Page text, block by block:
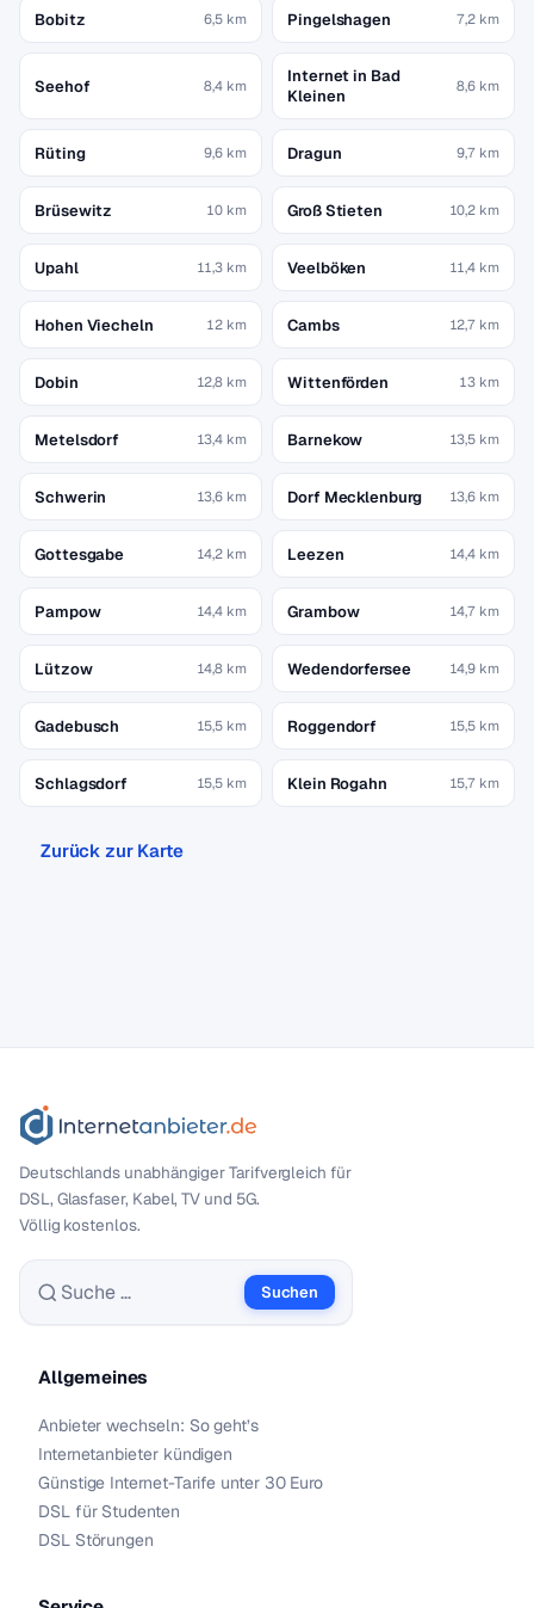
Bobitz 6,5 km Pingelshagen 7,2 km
Seehof 8,4 km
Internet in Bad
Kleinen
8,6 km
Rüting 9,6 km Dragun 9,7 km
Brüsewitz 10 km Groß Stieten 10,2 km
Upahl 11,3 km Veelböken 11,4 km
Hohen Viecheln 12 km Cambs 12,7 km
Dobin 12,8 km Wittenförden 13 km
Metelsdorf 13,4 km Barnekow 13,5 km
Schwerin 13,6 km Dorf Mecklenburg 13,6 km
Gottesgabe 14,2 km Leezen 14,4 km
Pampow 14,4 km Grambow 14,7 km
Lützow 14,8 km Wedendorfersee 14,9 km
Gadebusch 15,5 km Roggendorf 15,5 km
Schlagsdorf 15,5 km Klein Rogahn 15,7 km
Zurück zur Karte
Deutschlands unabhängiger Tarif­vergleich für
DSL, Glasfaser, Kabel, TV und 5G.
Völlig kostenlos.
Suche nach:
Suchen
Allgemeines
Anbieter wechseln: So geht’s
Internetanbieter kündigen
Günstige Internet-Tarife unter 30 Euro
DSL für Studenten
DSL Störungen